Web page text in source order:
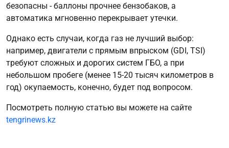
безопасны - баллоны прочнее бензобаков, а
автоматика мгновенно перекрывает утечки.
Однако есть случаи, когда газ не лучший выбор:
например, двигатели с прямым впрыском (GDI, TSI)
требуют сложных и дорогих систем ГБО, а при
небольшом пробеге (менее 15-20 тысяч километров в
год) окупаемость, конечно, будет под вопросом.
Посмотреть полную статью вы можете на сайте
tengrinews.kz